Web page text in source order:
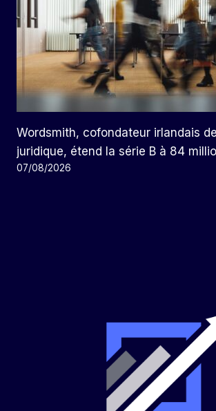
Wordsmith, cofondateur irlandais
juridique, étend la série B à 84
07/08/2026